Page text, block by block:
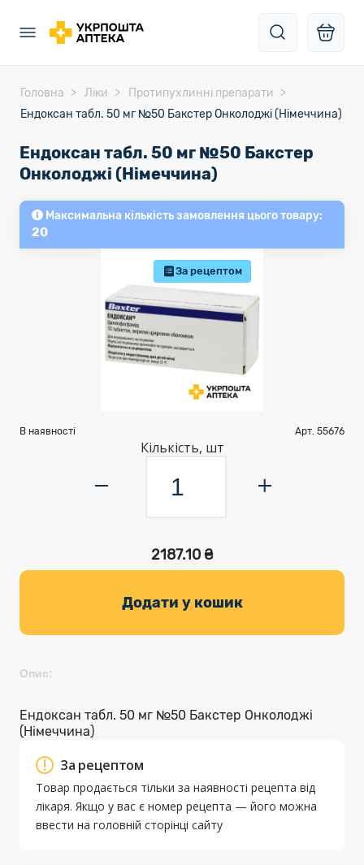
Головна Ліки
Протипухлинні препарати
Ендоксан табл. 50 мг №50 Бакстер Онколоджі (Німеччина)
Ендоксан табл. 50 мг №50 Бакстер
Онколоджі (Німеччина)
Максимальна кількість замовлення цього товару:
20
За рецептом
В наявності Арт. 55676
Кількість, шт
2187.10 ₴
Додати у кошик
Опис:
Ендоксан табл. 50 мг №50 Бакстер Онколоджі
(Німеччина)
За рецептом
Товар продається тільки за наявності рецепта від
лікаря. Якщо у вас є номер рецепта — його можна
ввести на головній сторінці сайту